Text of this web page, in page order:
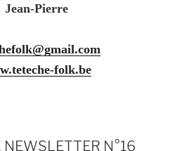
Jean-Pierre
folk.be
NEWSLETTER N°16